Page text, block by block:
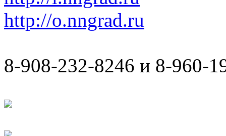
http://o.nngrad.ru
8-908-232-8246 и 8-960-